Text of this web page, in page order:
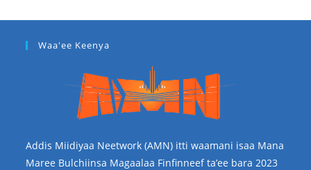
Waa'ee Keenya
Addis Miidiyaa Neetwork (AMN) itti waamani isaa Mana
Maree Bulchiinsa Magaalaa Finfinneef ta’ee bara 2023